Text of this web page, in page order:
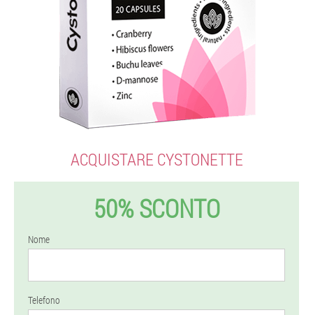
ACQUISTARE CYSTONETTE
50% SCONTO
Nome
Telefono